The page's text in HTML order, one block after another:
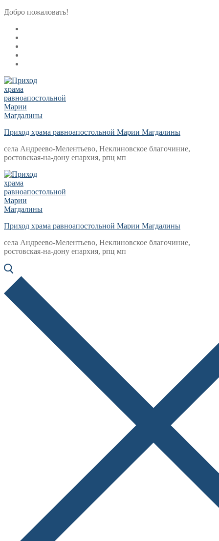
Перейти
содержимому
Меню
Закрыть
Добро пожаловать!
Приход храма равноапостольной Марии Магдалины
села Андреево-Мелентьево, Неклиновское благочиние,
ростовская-на-дону епархия, рпц мп
Приход храма равноапостольной Марии Магдалины
села Андреево-Мелентьево, Неклиновское благочиние,
ростовская-на-дону епархия, рпц мп